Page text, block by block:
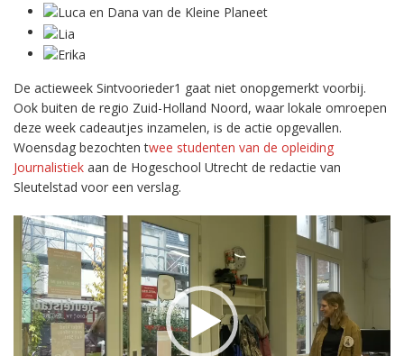
De actieweek Sintvoorieder1 gaat niet onopgemerkt voorbij.
Ook buiten de regio Zuid-Holland Noord, waar lokale omroepen
deze week cadeautjes inzamelen, is de actie opgevallen.
Woensdag bezochten twee studenten van de opleiding
Journalistiek aan de Hogeschool Utrecht de redactie van
Sleutelstad voor een verslag.
Videospeler